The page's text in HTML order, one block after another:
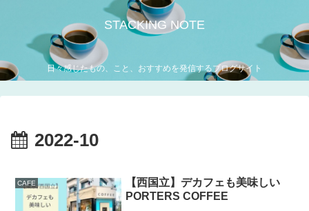
STACKING NOTE
日々感じたもの、こと、おすすめを発信するブログサイト
2022-10
CAFE
【西国立】デカフェも美味しい
PORTERS COFFEE